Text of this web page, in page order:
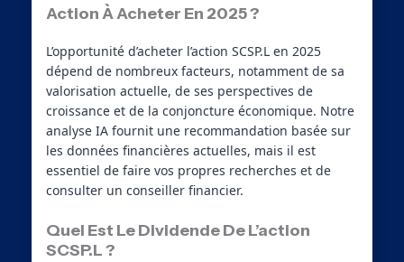
Action À Acheter En 2025 ?
L’opportunité d’acheter l’action SCSP.L en 2025
dépend de nombreux facteurs, notamment de sa
valorisation actuelle, de ses perspectives de
croissance et de la conjoncture économique. Notre
analyse IA fournit une recommandation basée sur
les données financières actuelles, mais il est
essentiel de faire vos propres recherches et de
consulter un conseiller financier.
Quel Est Le Dividende De L’action
SCSP.L ?